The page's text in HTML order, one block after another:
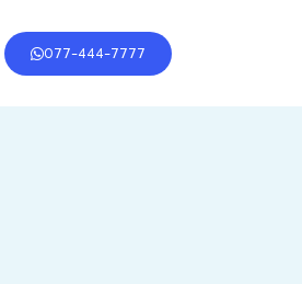
077-444-7777